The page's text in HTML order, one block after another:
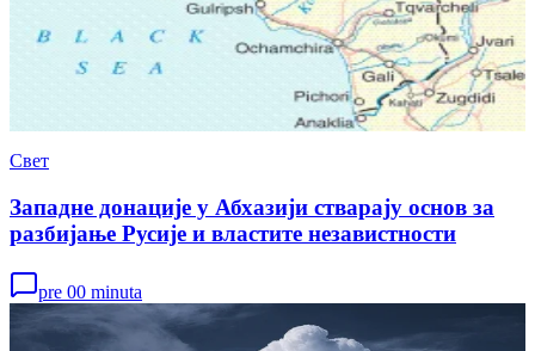
Свет
Западне донације у Абхазији стварају основ за
разбијање Русије и властите независтности
pre 00 minuta